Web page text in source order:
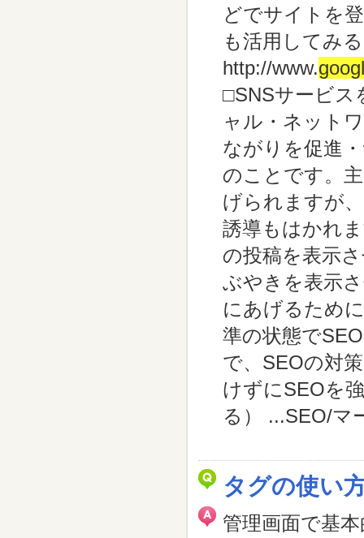
どでサイトを
も活用してみ
http://www.
□SNSサービス
ャル・ネット
ながりを促進
のことです。
げられますが
誘導もはかれ
の投稿を表示
ぶやきを表示
にあげるため
準の状態で
で、SEOの対
けずにSEOを
る） ...SEO/マ
タグの使い
管理画面で基